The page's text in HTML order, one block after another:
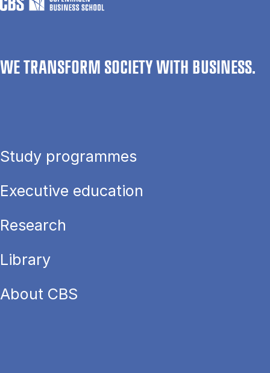
WE TRANSFORM SOCIETY WITH BUSINESS.
Study programmes
Executive education
Research
Library
About CBS